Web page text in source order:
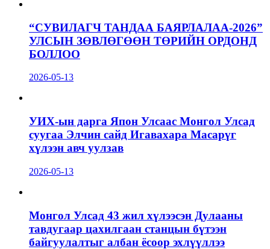
“СУВИЛАГЧ ТАНДАА БАЯРЛАЛАА-2026”
УЛСЫН ЗӨВЛӨГӨӨН ТӨРИЙН ОРДОНД
БОЛЛОО
2026-05-13
УИХ-ын дарга Япон Улсаас Монгол Улсад
суугаа Элчин сайд Игавахара Масарүг
хүлээн авч уулзав
2026-05-13
Монгол Улсад 43 жил хүлээсэн Дулааны
тавдугаар цахилгаан станцын бүтээн
байгуулалтыг албан ёсоор эхлүүллээ